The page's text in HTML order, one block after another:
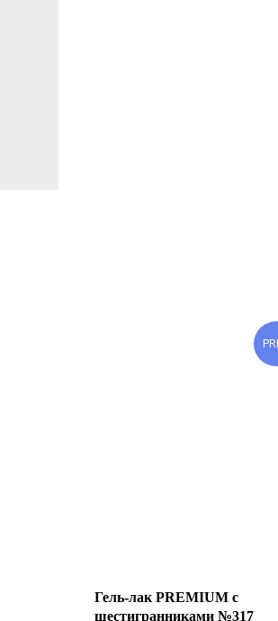
Гель-лак PREMIUM с
шестигранниками №317